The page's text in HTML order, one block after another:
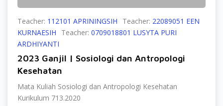
Teacher: 112101 APRININGSIH Teacher: 22089051 EEN
KURNAESIH
Teacher: 0709018801 LUSYTA PURI
ARDHIYANTI
2023 Ganjil | Sosiologi dan Antropologi
Kesehatan
Mata Kuliah Sosiologi dan Antropologi Kesehatan
Kurikulum 713.2020